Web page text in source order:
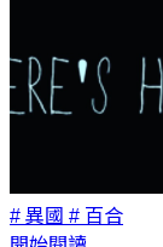
# 異國 # 百合